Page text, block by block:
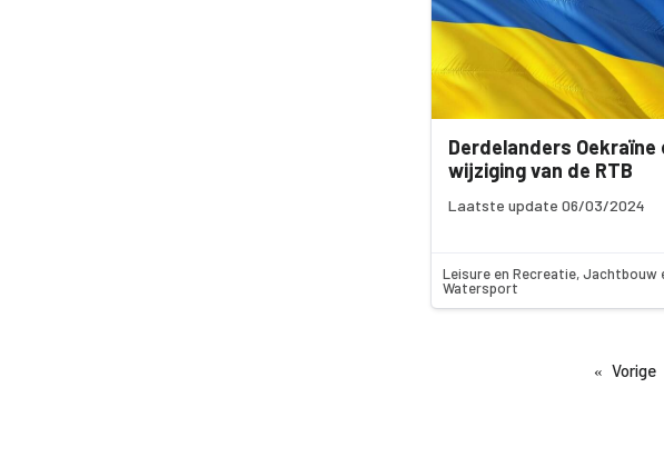
Derdelanders Oekraïne
wijziging van de RTB
Laatste update 06/03/2024
Leisure en Recreatie, Jachtbouw
Watersport
Vorige